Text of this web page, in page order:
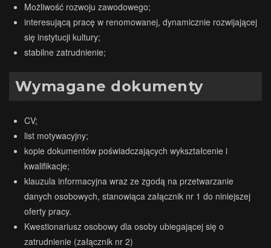
Możliwość rozwoju zawodowego;
interesującą pracę w renomowanej, dynamicznie rozwijającej
się instytucji kultury;
stabilne zatrudnienie;
Wymagane dokumenty
CV;
list motywacyjny;
kopie dokumentów poświadczających wykształcenie i
kwalifikacje;
klauzula informacyjna wraz ze zgodą na przetwarzanie
danych osobowych, stanowiąca załącznik nr 1 do niniejszej
oferty pracy.
Kwestionariusz osobowy dla osoby ubiegającej się o
zatrudnienie (załącznik nr 2)